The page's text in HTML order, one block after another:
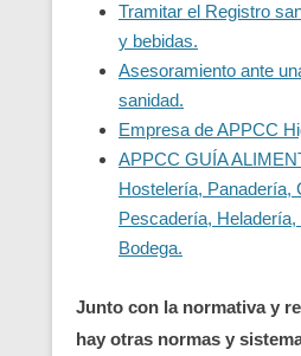
Tramitar el Registro
y bebidas.
Asesoramiento ante
sanidad.
Empresa de APPCC
APPCC GUÍA
Hostelería, Panadería,
Pescadería, Heladería,
Bodega.
Junto con la normativa y
hay otras normas y